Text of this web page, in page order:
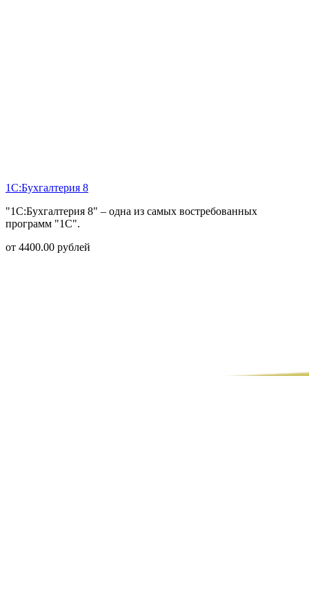
1С:Бухгалтерия 8
"1С:Бухгалтерия 8" – одна из самых востребованных
программ "1С".
от 4400.00 рублей